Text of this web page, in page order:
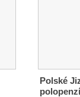
Polské